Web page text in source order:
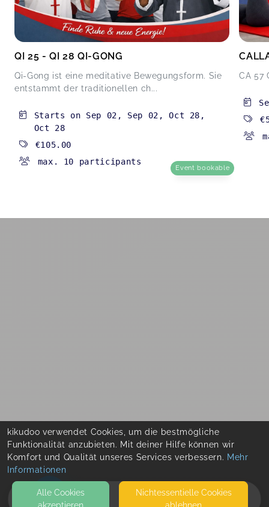
QI 25 - QI 28 QI-GONG
Qi-Gong ist eine meditative Bewegungsform. Sie
entstammt der traditionellen ch...
Starts on Sep 02 , Sep 02 ,Oct 28 ,
Oct 28
€105.00
max. 10 participants
Event bookable
CA 57
kikudoo verwendet Cookies, um die bestmögliche
Funktionalität anzubieten. Mit deiner Hilfe können wir
Komfort und Qualität unseres Services verbessern. Mehr
Informationen
Alle Cookies
Nicht­essentielle Cookies